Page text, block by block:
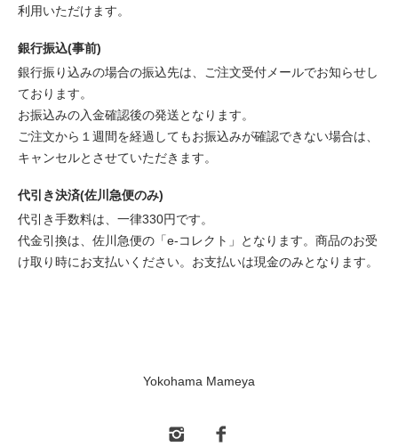
利用いただけます。
銀行振込(事前)
銀行振り込みの場合の振込先は、ご注文受付メールでお知らせし
ております。
お振込みの入金確認後の発送となります。
ご注文から１週間を経過してもお振込みが確認できない場合は、
キャンセルとさせていただきます。
代引き決済(佐川急便のみ)
代引き手数料は、一律330円です。
代金引換は、佐川急便の「e-コレクト」となります。商品のお受
け取り時にお支払いください。お支払いは現金のみとなります。
Yokohama Mameya